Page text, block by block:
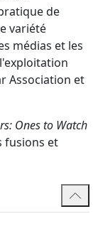
de
variété
médias et les
Association et
Ones to Watch
fusions et